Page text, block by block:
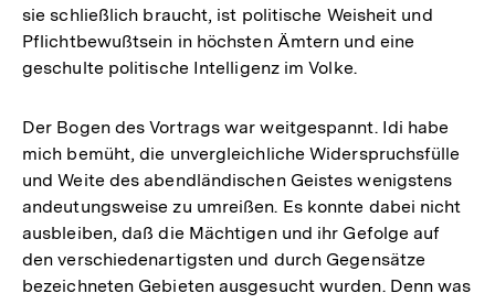
sie schließlich braucht, ist politische Weisheit und
Pflichtbewußtsein in höchsten Ämtern und eine
geschulte politische Intelligenz im Volke.
Der Bogen des Vortrags war weitgespannt. Idi habe
mich bemüht, die unvergleichliche Widerspruchsfülle
und Weite des abendländischen Geistes wenigstens
andeutungsweise zu umreißen. Es konnte dabei nicht
ausbleiben, daß die Mächtigen und ihr Gefolge auf
den verschiedenartigsten und durch Gegensätze
bezeichneten Gebieten ausgesucht wurden. Denn was